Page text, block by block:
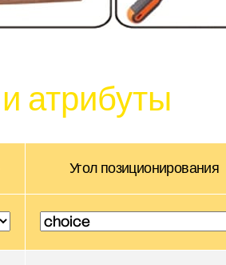
и атрибуты
Угол позиционирования